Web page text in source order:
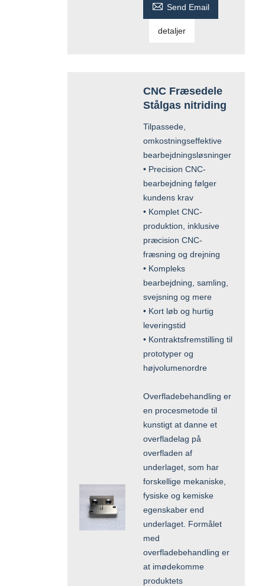
 Send Email
detaljer
CNC Fræsedele
Stålgas nitriding
Tilpassede,
omkostningseffektive
bearbejdningsløsninger
• Precision CNC-
bearbejdning følger
kundens krav
• Komplet CNC-
produktion, inklusive
præcision CNC-
fræsning og drejning
• Kompleks
bearbejdning, samling,
svejsning og mere
• Kort løb og hurtig
leveringstid
• Kontraktsfremstilling til
prototyper og
højvolumenordre
Overfladebehandling er
en procesmetode til
kunstigt at danne et
overfladelag på
overfladen af
underlaget, som har
forskellige mekaniske,
fysiske og kemiske
egenskaber end
underlaget. Formålet
med
overfladebehandling er
at imødekomme
produktets